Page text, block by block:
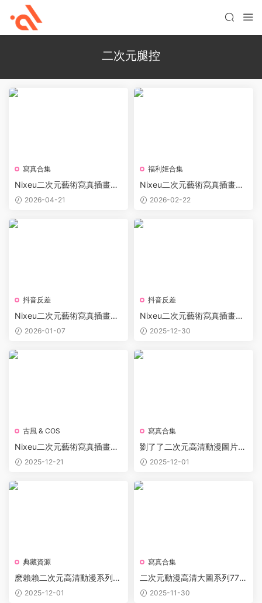
二次元腿控
寫真合集
Nixeu二次元藝術寫真插畫圖
片合集下載 36GB
2026-04-21
福利姬合集
Nixeu二次元藝術寫真插畫合
集 36GB打包下載資源
2026-02-22
抖音反差
Nixeu二次元藝術寫真插畫合
集 36GB資源包
2026-01-07
抖音反差
Nixeu二次元藝術寫真插畫合
集 36GB打包下載
2025-12-30
古風 & COS
Nixeu二次元藝術寫真插畫合
集 36GB資源包
2025-12-21
寫真合集
劉了了二次元高清動漫圖片合
集604P 12GB打包下載
2025-12-01
典藏資源
麽賴賴二次元高清動漫系列圖
集下載 790P 8GB
2025-12-01
寫真合集
二次元動漫高清大圖系列770
0P 59GB圖片合集打包下載
2025-11-30